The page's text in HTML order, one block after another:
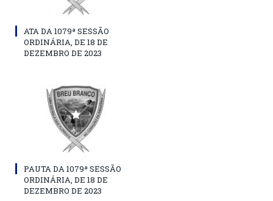
ATA DA 1079ª SESSÃO
ORDINÁRIA, DE 18 DE
DEZEMBRO DE 2023
PAUTA DA 1079ª SESSÃO
ORDINÁRIA, DE 18 DE
DEZEMBRO DE 2023